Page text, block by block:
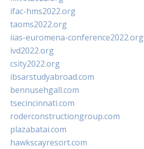
ifac-hms2022.org
taoms2022.org
iias-euromena-conference2022.org
ivd2022.org
csity2022.org
ibsarstudyabroad.com
bennusehgall.com
tsecincinnati.com
roderconstructiongroup.com
plazabatai.com
hawkscayresort.com